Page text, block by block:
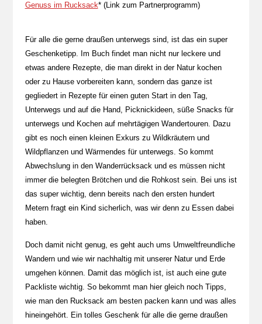
Genuss im Rucksack* (Link zum Partnerprogramm)
Für alle die gerne draußen unterwegs sind, ist das ein super
Geschenketipp. Im Buch findet man nicht nur leckere und
etwas andere Rezepte, die man direkt in der Natur kochen
oder zu Hause vorbereiten kann, sondern das ganze ist
gegliedert in Rezepte für einen guten Start in den Tag,
Unterwegs und auf die Hand, Picknickideen, süße Snacks für
unterwegs und Kochen auf mehrtägigen Wandertouren. Dazu
gibt es noch einen kleinen Exkurs zu Wildkräutern und
Wildpflanzen und Wärmendes für unterwegs. So kommt
Abwechslung in den Wanderrücksack und es müssen nicht
immer die belegten Brötchen und die Rohkost sein. Bei uns ist
das super wichtig, denn bereits nach den ersten hundert
Metern fragt ein Kind sicherlich, was wir denn zu Essen dabei
haben.
Doch damit nicht genug, es geht auch ums Umweltfreundliche
Wandern und wie wir nachhaltig mit unserer Natur und Erde
umgehen können. Damit das möglich ist, ist auch eine gute
Packliste wichtig. So bekommt man hier gleich noch Tipps,
wie man den Rucksack am besten packen kann und was alles
hineingehört. Ein tolles Geschenk für alle die gerne draußen